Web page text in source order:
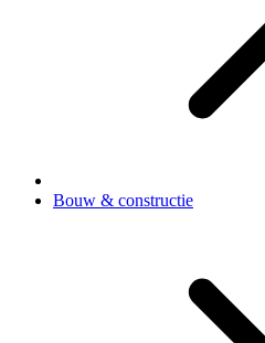
Bouw & constructie